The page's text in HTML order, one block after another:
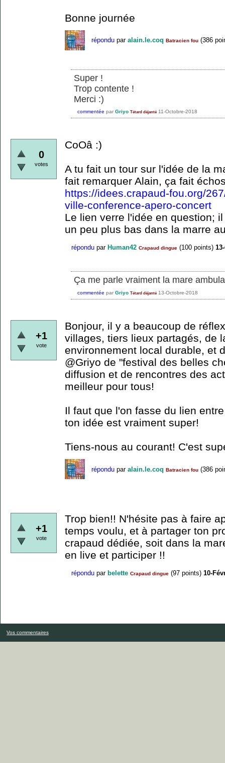
Bonne journée
répondu par alain.le.coq Batracien fou (386
Super !
Trop contente !
Merci :)
commentée par Griyo Tétard déjanté 11-Octobre-2018
0
votes
CoOâ :)
A tu fait un tour sur l'idée de la
fait remarquer Alain, ça fait
https://idees.crapaud-fou.org/
ville-conference-apero-concert
Le lien verre l'idée en question;
un peu plus bas dans la marre
répondu par Human42 Crapaud dingue (100 points)
Ça me parle vraiment la mare
commentée par Griyo Tétard déjanté 13-Octobre-2018
+1
vote
Bonjour, il y a beaucoup de
villages, tiers lieux partagés, de
environnement local durable, et
@Griyo de "festival des belles
diffusion et de rencontres des
meilleur pour tous!
Il faut que l'on fasse du lien
ton idée est vraiment super!
Tiens-nous au courant! C'est
répondu par alain.le.coq Batracien fou (386
+1
vote
Trop bien!! N'hésite pas à faire
temps voulu, et à partager ton
crapaud dédiée, soit dans la
en live et participer !!
répondu par belette Crapaud dingue (97 points) 10-
Vos commentaires